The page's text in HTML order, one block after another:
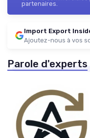
partenaires.
Import Export
Ajoutez-nous à vos
Parole d'experts